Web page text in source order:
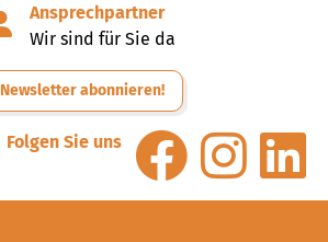
Ansprechpartner
Wir sind für Sie da
Newsletter abonnieren!
Folgen Sie uns